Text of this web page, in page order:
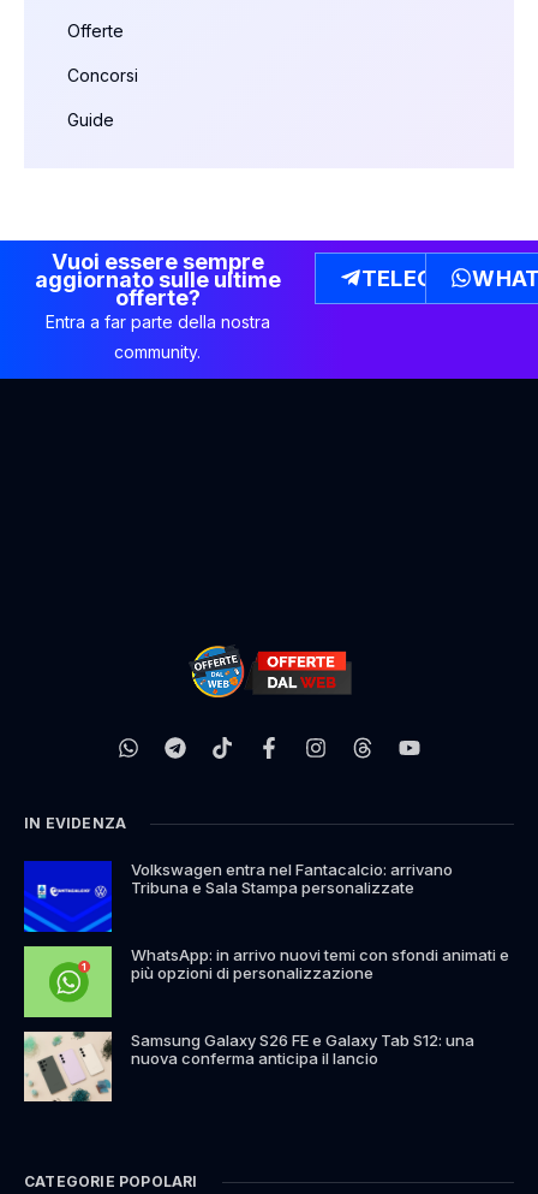
Offerte
Concorsi
Guide
Vuoi essere sempre
aggiornato sulle ultime
offerte?
Entra a far parte della nostra
community.
TELEGRAM
IN EVIDENZA
Volkswagen entra nel Fantacalcio: arrivano
Tribuna e Sala Stampa personalizzate
WhatsApp: in arrivo nuovi temi con sfondi animati e
più opzioni di personalizzazione
Samsung Galaxy S26 FE e Galaxy Tab S12: una
nuova conferma anticipa il lancio
CATEGORIE POPOLARI